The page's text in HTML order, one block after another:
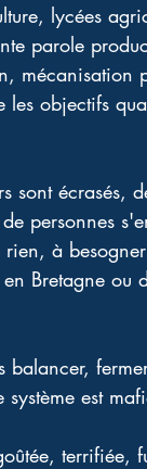
lycées
parole
mécanisation
les objectifs
sont écrasés,
personnes
à besogner
Bretagne ou
est
terrifiée,